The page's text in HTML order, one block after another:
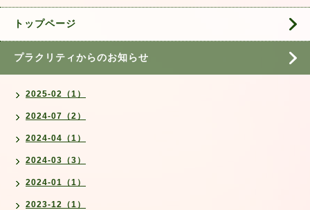
トップページ
プラクリティからのお知らせ
2025-02（1）
2024-07（2）
2024-04（1）
2024-03（3）
2024-01（1）
2023-12（1）